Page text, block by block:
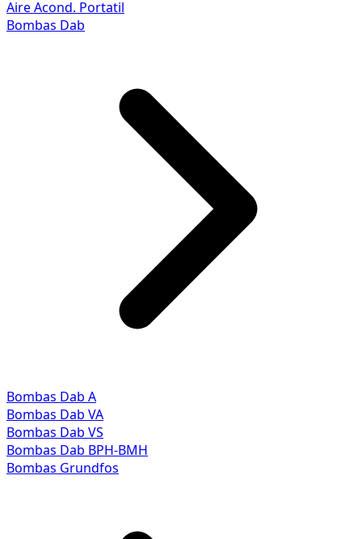
Aire Acond. Portatil
Bombas Dab
Bombas Dab A
Bombas Dab VA
Bombas Dab VS
Bombas Dab BPH-BMH
Bombas Grundfos